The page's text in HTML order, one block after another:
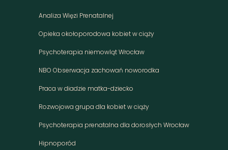
Analiza Więzi Prenatalnej
Opieka okołoporodowa kobiet w ciąży
Psychoterapia niemowląt Wrocław
NBO Obserwacja zachowań noworodka
Praca w diadzie matka-dziecko
Rozwojowa grupa dla kobiet w ciąży
Psychoterapia prenatalna dla dorosłych Wrocław
Hipnoporód